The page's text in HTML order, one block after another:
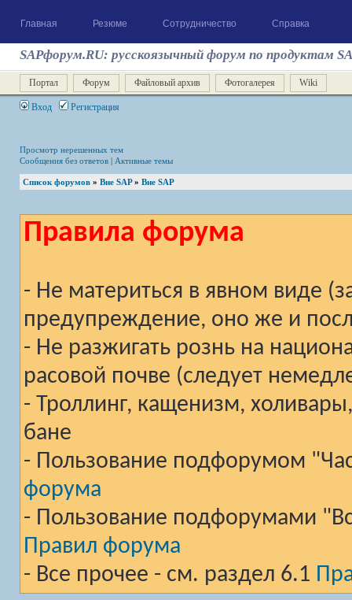
Главная Резюме Сотрудничество Справка
SAPфорум.RU: русскоязычный форум по продуктам
Портал Форум Файловый архив Фотогалерея Wiki
Вход Регистрация
Просмотр нерешенных тем
Сообщения без ответов | Активные темы
Список форумов » Вне SAP» Вне SAP
Правила форума
- Не материться в явном виде
предупреждение, оно же и
- Не разжигать рознь на
расовой почве (следует
- Троллинг, кащенизм,
бане
- Пользование подфорумом
форума
- Пользование подфорумами
Правил форума
- Все прочее - см. раздел 6.1